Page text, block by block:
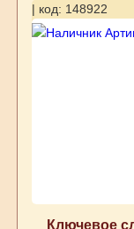
| код: 148922
Ключевое